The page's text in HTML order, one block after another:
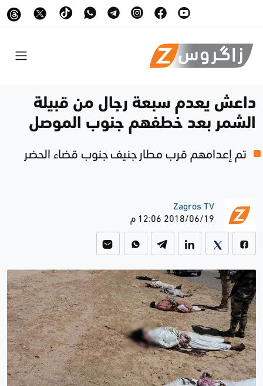
داعش يعدم سبعة رجال من قبيلة
الشمر بعد خطفهم جنوب الموصل
تم إعدامهم قرب مطار جنيف جنوب قضاء الحضر
Zagros TV
2018/06/19 12:06 م